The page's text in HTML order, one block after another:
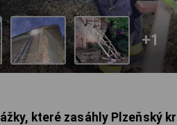
+1
které zasáhly Plzeňský